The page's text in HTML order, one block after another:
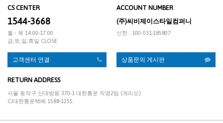
CS CENTER
1544-3668
월 - 목 14:00-17:00
금,토,일,휴일 CLOSE
ACCOUNT NUMBER
(주)씨비제이스타일컴퍼니
신한 : 100-031-185807
고객센터 연결 상품문의 게시판
RETURN ADDRESS
서울 동작구 신대방동 370-1 대한통운 직영2팀 (게리오)
CJ대한통운택배 1588-1255